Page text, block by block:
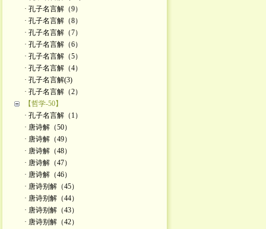
· 孔子名言解（9）
· 孔子名言解（8）
· 孔子名言解（7）
· 孔子名言解（6）
· 孔子名言解（5）
· 孔子名言解（4）
· 孔子名言解(3)
· 孔子名言解（2）
【哲学-50】
· 孔子名言解（1）
· 唐诗解（50）
· 唐诗解（49）
· 唐诗解（48）
· 唐诗解（47）
· 唐诗解（46）
· 唐诗别解（45）
· 唐诗别解（44）
· 唐诗别解（43）
· 唐诗别解（42）